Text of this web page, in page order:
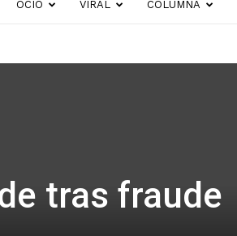
OCIO VIRAL COLUMNA
tras fraude